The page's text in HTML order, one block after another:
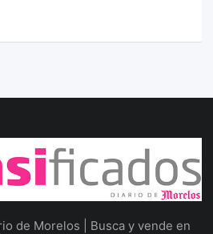
de Morelos | Busca y vende en